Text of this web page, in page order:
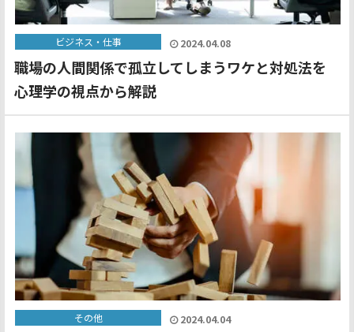
ビジネス・仕事 2024.04.08
職場の人間関係で孤立してしまうワケと対処法を
心理学の視点から解説
その他 2024.04.04